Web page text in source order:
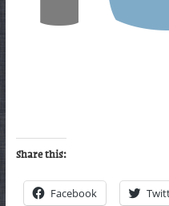
Share this:
Facebook